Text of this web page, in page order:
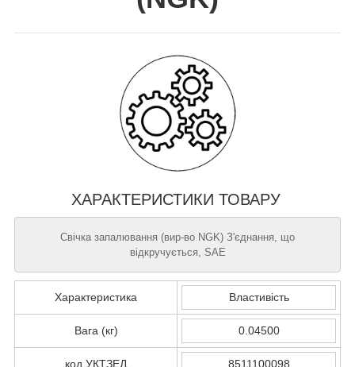
ХАРАКТЕРИСТИКИ ТОВАРУ
Свічка запалювання (вир-во NGK) З'єднання, що
відкручується, SAE
Характеристика Властивість
Вага (кг) 0.04500
код УКТЗЕД 8511100098